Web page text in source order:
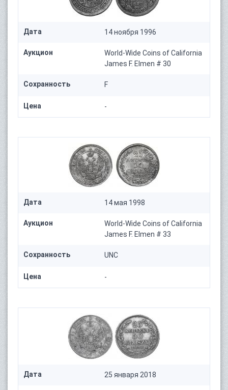
Дата 14 ноября 1996
Аукцион
World-Wide Coins of California
James F. Elmen # 30
Сохранность F
Цена -
Дата 14 мая 1998
Аукцион
World-Wide Coins of California
James F. Elmen # 33
Сохранность UNC
Цена -
Дата 25 января 2018